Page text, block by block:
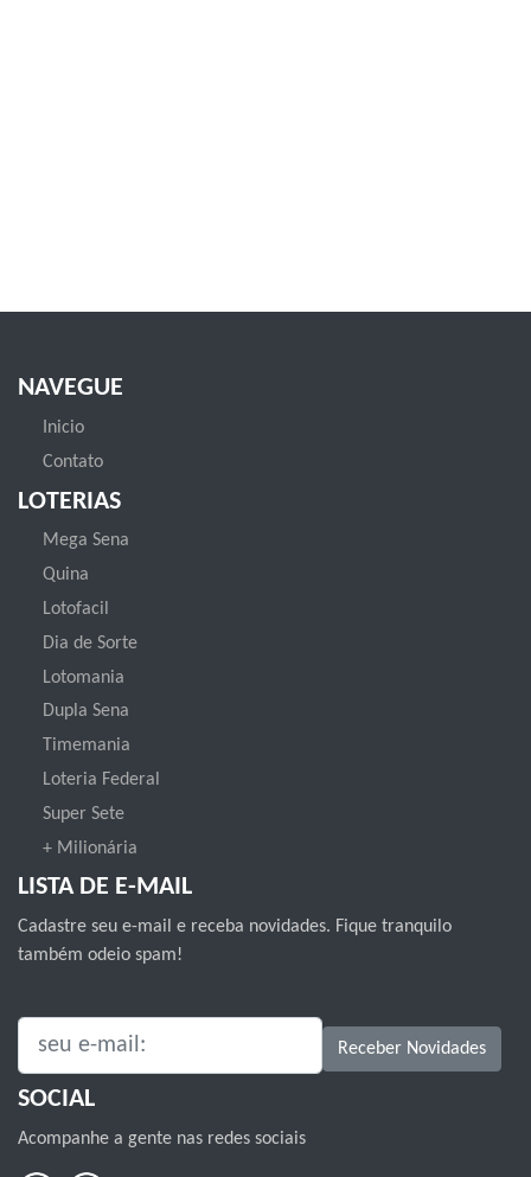
NAVEGUE
Inicio
Contato
LOTERIAS
Mega Sena
Quina
Lotofacil
Dia de Sorte
Lotomania
Dupla Sena
Timemania
Loteria Federal
Super Sete
+ Milionária
LISTA DE E-MAIL
Cadastre seu e-mail e receba novidades. Fique tranquilo
também odeio spam!
SEU E-MAIL: Receber Novidades
SOCIAL
Acompanhe a gente nas redes sociais